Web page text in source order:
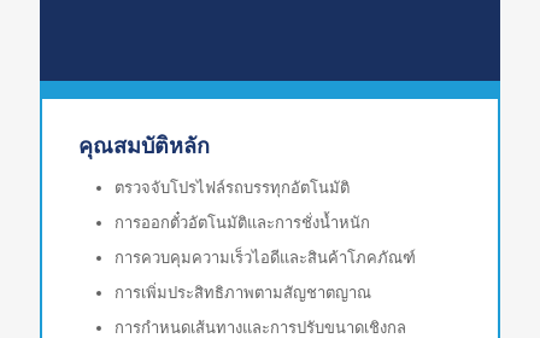
คุณสมบัติหลัก
ตรวจจับโปรไฟล์รถบรรทุกอัตโนมัติ
การออกตั๋วอัตโนมัติและการชั่งน้ำหนัก
การควบคุมความเร็วไอดีและสินค้าโภคภัณฑ์
การเพิ่มประสิทธิภาพตามสัญชาตญาณ
การกำหนดเส้นทางและการปรับขนาดเชิงกล